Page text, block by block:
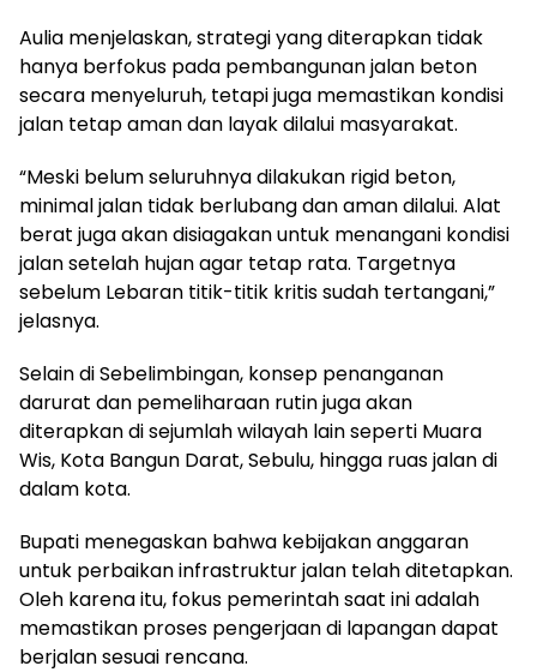
Aulia menjelaskan, strategi yang diterapkan tidak
hanya berfokus pada pembangunan jalan beton
secara menyeluruh, tetapi juga memastikan kondisi
jalan tetap aman dan layak dilalui masyarakat.
“Meski belum seluruhnya dilakukan rigid beton,
minimal jalan tidak berlubang dan aman dilalui. Alat
berat juga akan disiagakan untuk menangani kondisi
jalan setelah hujan agar tetap rata. Targetnya
sebelum Lebaran titik-titik kritis sudah tertangani,”
jelasnya.
Selain di Sebelimbingan, konsep penanganan
darurat dan pemeliharaan rutin juga akan
diterapkan di sejumlah wilayah lain seperti Muara
Wis, Kota Bangun Darat, Sebulu, hingga ruas jalan di
dalam kota.
Bupati menegaskan bahwa kebijakan anggaran
untuk perbaikan infrastruktur jalan telah ditetapkan.
Oleh karena itu, fokus pemerintah saat ini adalah
memastikan proses pengerjaan di lapangan dapat
berjalan sesuai rencana.